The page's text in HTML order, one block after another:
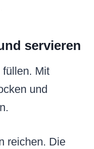
servieren
Mit
und
reichen. Die